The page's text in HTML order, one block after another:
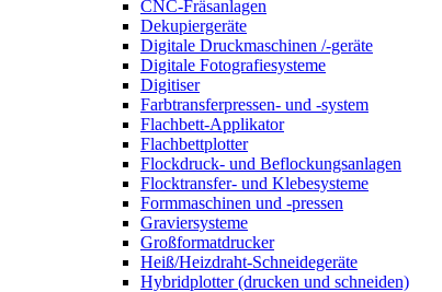
CNC-Fräsanlagen
Dekupiergeräte
Digitale Druckmaschinen /-geräte
Digitale Fotografiesysteme
Digitiser
Farbtransferpressen- und -system
Flachbett-Applikator
Flachbettplotter
Flockdruck- und Beflockungsanlagen
Flocktransfer- und Klebesysteme
Formmaschinen und -pressen
Graviersysteme
Großformatdrucker
Heiß/Heizdraht-Schneidegeräte
Hybridplotter (drucken und schneiden)